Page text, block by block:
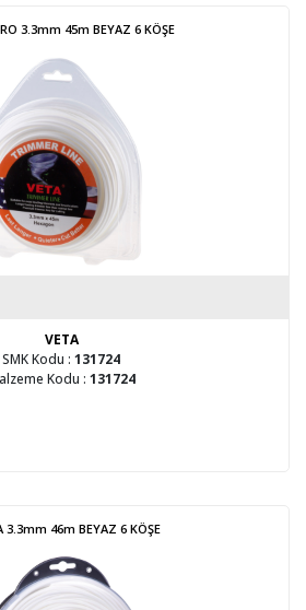
3.3mm 45m BEYAZ 6 KÖŞE
VETA
SMK Kodu : 131724
Kodu : 131724
3.3mm 46m BEYAZ 6 KÖŞE